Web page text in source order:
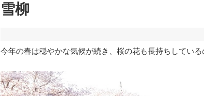
雪柳
今年の春は穏やかな気候が続き、桜の花も長持ちしてい